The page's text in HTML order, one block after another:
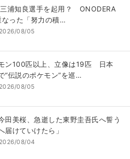
浦知良選手を起用？ ONODERA
なった「努力の積…
2026/08/05
ン100匹以上、立像は19匹 日本
“伝説のポケモン”を巡…
2026/08/05
田美桜、急逝した東野圭吾氏へ誓う
届けていけたら」
2026/08/04